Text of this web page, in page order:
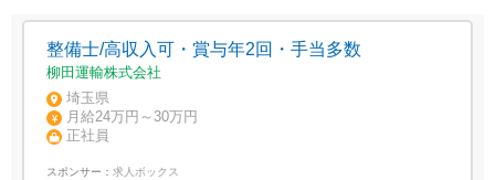
整備士/高収入可・賞与年2回・手当多数
柳田運輸株式会社
埼玉県
月給24万円～30万円
正社員
スポンサー： 求人ボックス